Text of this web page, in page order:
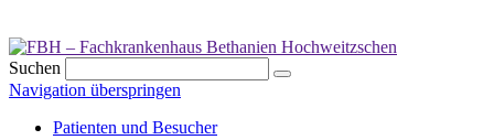
Suchen
Navigation überspringen
Patienten und Besucher